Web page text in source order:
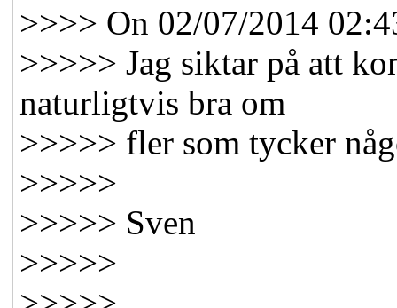
>>>> On 02/07/2014
>>>>> Jag siktar på att
naturligtvis bra om
>>>>> fler som tycker
>>>>>
>>>>> Sven
>>>>>